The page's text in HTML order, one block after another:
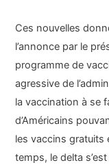
Ces nouvelles
l’annonce par le
programme de
agressive de
la vaccination à se
d’Américains
les vaccins gratuits
temps, le delta